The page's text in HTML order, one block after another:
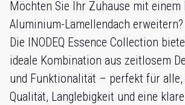
Möchten Sie Ihr Zuhause mit einem
Aluminium-Lamellendach erweitern?
Die INODEQ Essence Collection
ideale Kombination aus zeitlosem
und Funktionalität – perfekt für alle,
Qualität, Langlebigkeit und eine